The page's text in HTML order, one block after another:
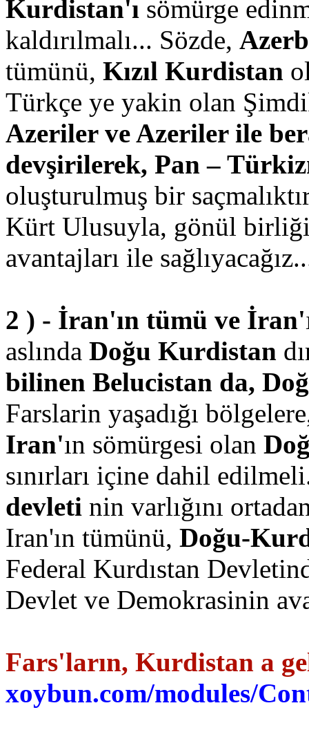
Kurdistan'ı sömürge
kaldırılmalı... Sözde,
tümünü, Kızıl Kurdistan
Türkçe ye yakin olan
Azeriler ve Azeriler ile
devşirilerek, Pan –
oluşturulmuş bir
Kürt Ulusuyla, gönül birliği
avantajları ile
2 ) - İran'ın tümü ve İran'
aslında Doğu Kurdistan
bilinen Belucistan da,
Farslarin yaşadığı
Iran'ın sömürgesi olan
sınırları içine dahil
devleti nin varlığını
Iran'ın tümünü, Doğu-
Federal Kurdıstan
Devlet ve Demokrasinin
Fars'ların, Kurdistan a
xoybun.com/modules/